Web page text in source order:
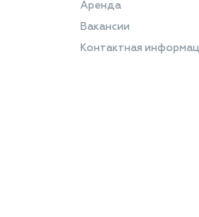
Аренда
Вакансии
Контактная